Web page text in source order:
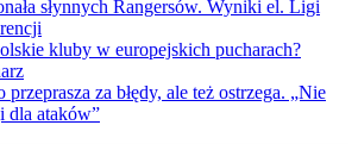
słynnych Rangersów. Wyniki el. Ligi
kluby w europejskich pucharach?
za błędy, ale też ostrzega. „Nie
dla ataków”